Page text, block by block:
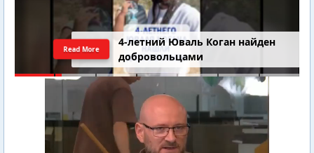
4-летний Юваль Коган найден
добровольцами
Read More